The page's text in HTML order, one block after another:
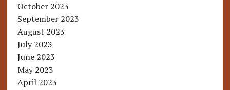
October 2023
September 2023
August 2023
July 2023
June 2023
May 2023
April 2023